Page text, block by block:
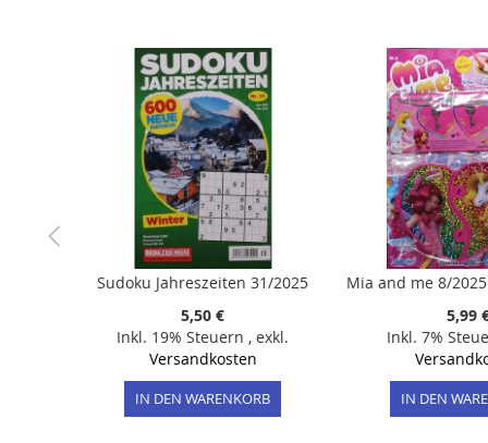
Sudoku Jahreszeiten 31/2025
5,50 €
Inkl. 19% Steuern , exkl.
Versandkosten
IN DEN WARENKORB
5,99
Inkl. 7%
IN DEN